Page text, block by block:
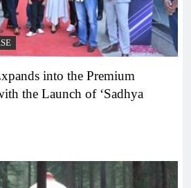
into the Premium
the Launch of ‘Sadhya